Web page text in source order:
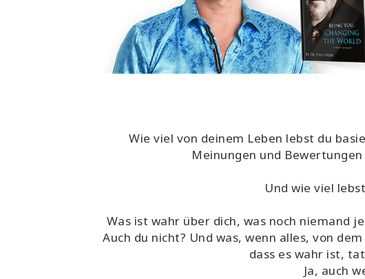
Wie viel von deinem Leben lebst du
Meinungen und
Und wie viel
Was ist wahr über dich, was noch niemand
Auch du nicht? Und was, wenn alles, von
dass es wahr ist,
Ja, auch